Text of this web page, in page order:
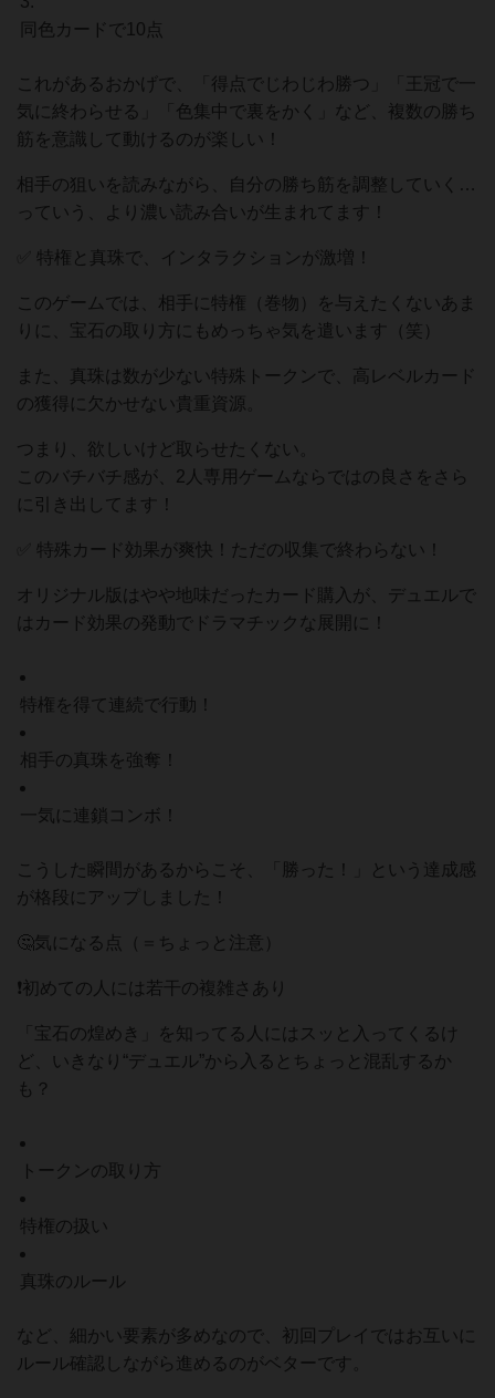
同色カードで10点
これがあるおかげで、「得点でじわじわ勝つ」「王冠で一
気に終わらせる」「色集中で裏をかく」など、複数の勝ち
筋を意識して動けるのが楽しい！
相手の狙いを読みながら、自分の勝ち筋を調整していく…
っていう、より濃い読み合いが生まれてます！
✅ 特権と真珠で、インタラクションが激増！
このゲームでは、相手に特権（巻物）を与えたくないあま
りに、宝石の取り方にもめっちゃ気を遣います（笑）
また、真珠は数が少ない特殊トークンで、高レベルカード
の獲得に欠かせない貴重資源。
つまり、欲しいけど取らせたくない。
このバチバチ感が、2人専用ゲームならではの良さをさら
に引き出してます！
✅ 特殊カード効果が爽快！ただの収集で終わらない！
オリジナル版はやや地味だったカード購入が、デュエルで
はカード効果の発動でドラマチックな展開に！
特権を得て連続で行動！
相手の真珠を強奪！
一気に連鎖コンボ！
こうした瞬間があるからこそ、「勝った！」という達成感
が格段にアップしました！
🤔気になる点（＝ちょっと注意）
❗初めての人には若干の複雑さあり
「宝石の煌めき」を知ってる人にはスッと入ってくるけ
ど、いきなり“デュエル”から入るとちょっと混乱するか
も？
トークンの取り方
特権の扱い
真珠のルール
など、細かい要素が多めなので、初回プレイではお互いに
ルール確認しながら進めるのがベターです。